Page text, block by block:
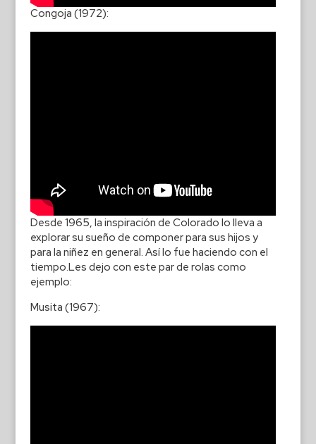
Congoja (1972):
Desde 1965, la inspiración de Colorado lo lleva a
explorar su sueño de componer para sus hijos y
para la niñez en general. Así lo fue haciendo con el
tiempo.Les dejo con este par de rolas como
ejemplo:
Musita (1967):